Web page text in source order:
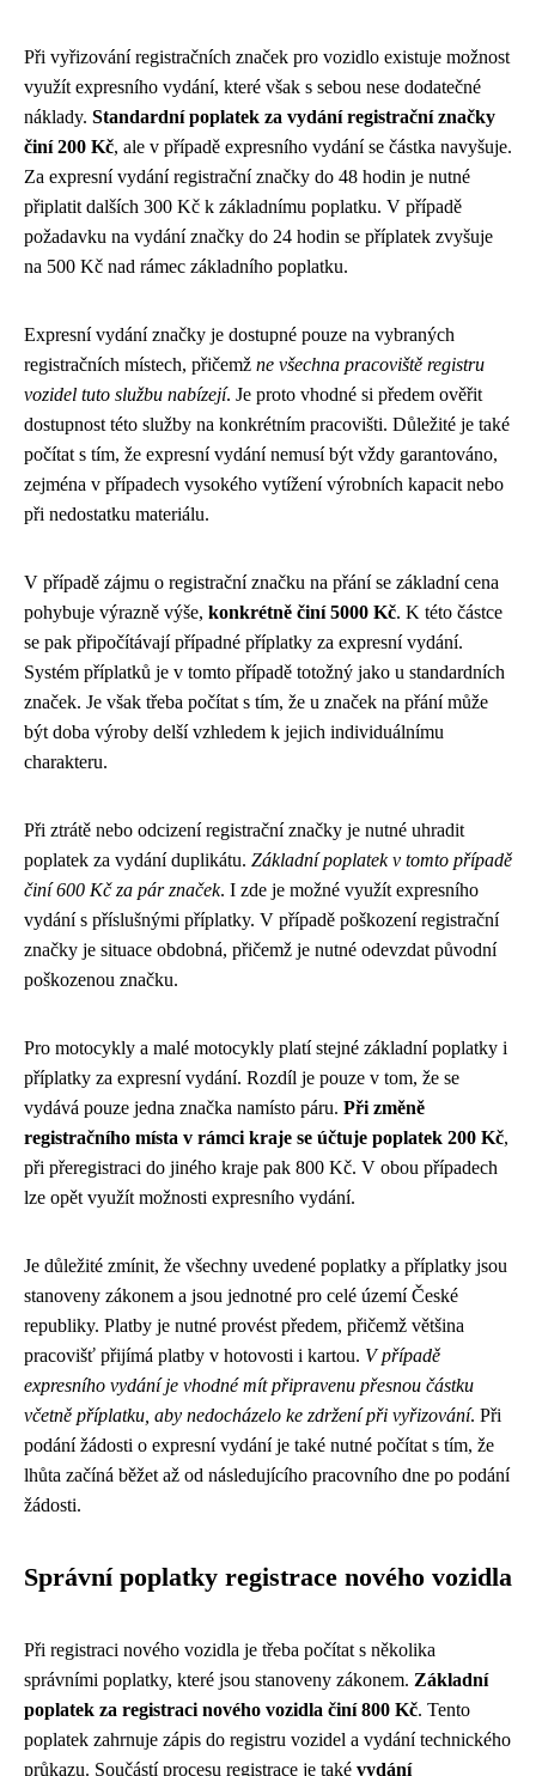
Při vyřizování registračních značek pro vozidlo existuje možnost
využít expresního vydání, které však s sebou nese dodatečné
náklady. Standardní poplatek za vydání registrační značky
činí 200 Kč, ale v případě expresního vydání se částka navyšuje.
Za expresní vydání registrační značky do 48 hodin je nutné
připlatit dalších 300 Kč k základnímu poplatku. V případě
požadavku na vydání značky do 24 hodin se příplatek zvyšuje
na 500 Kč nad rámec základního poplatku.
Expresní vydání značky je dostupné pouze na vybraných
registračních místech, přičemž ne všechna pracoviště registru
vozidel tuto službu nabízejí. Je proto vhodné si předem ověřit
dostupnost této služby na konkrétním pracovišti. Důležité je také
počítat s tím, že expresní vydání nemusí být vždy garantováno,
zejména v případech vysokého vytížení výrobních kapacit nebo
při nedostatku materiálu.
V případě zájmu o registrační značku na přání se základní cena
pohybuje výrazně výše, konkrétně činí 5000 Kč. K této částce
se pak připočítávají případné příplatky za expresní vydání.
Systém příplatků je v tomto případě totožný jako u standardních
značek. Je však třeba počítat s tím, že u značek na přání může
být doba výroby delší vzhledem k jejich individuálnímu
charakteru.
Při ztrátě nebo odcizení registrační značky je nutné uhradit
poplatek za vydání duplikátu. Základní poplatek v tomto případě
činí 600 Kč za pár značek. I zde je možné využít expresního
vydání s příslušnými příplatky. V případě poškození registrační
značky je situace obdobná, přičemž je nutné odevzdat původní
poškozenou značku.
Pro motocykly a malé motocykly platí stejné základní poplatky i
příplatky za expresní vydání. Rozdíl je pouze v tom, že se
vydává pouze jedna značka namísto páru. Při změně
registračního místa v rámci kraje se účtuje poplatek 200 Kč,
při přeregistraci do jiného kraje pak 800 Kč. V obou případech
lze opět využít možnosti expresního vydání.
Je důležité zmínit, že všechny uvedené poplatky a příplatky jsou
stanoveny zákonem a jsou jednotné pro celé území České
republiky. Platby je nutné provést předem, přičemž většina
pracovišť přijímá platby v hotovosti i kartou. V případě
expresního vydání je vhodné mít připravenu přesnou částku
včetně příplatku, aby nedocházelo ke zdržení při vyřizování. Při
podání žádosti o expresní vydání je také nutné počítat s tím, že
lhůta začíná běžet až od následujícího pracovního dne po podání
žádosti.
Správní poplatky registrace nového vozidla
Při registraci nového vozidla je třeba počítat s několika
správními poplatky, které jsou stanoveny zákonem. Základní
poplatek za registraci nového vozidla činí 800 Kč. Tento
poplatek zahrnuje zápis do registru vozidel a vydání technického
průkazu. Součástí procesu registrace je také vydání